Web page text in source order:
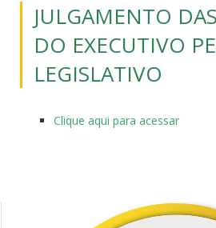
JULGAMENTO
DO EXECUTIVO
LEGISLATIVO
Clique aqui para acessar